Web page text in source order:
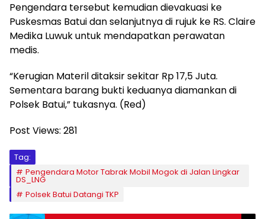
Pengendara tersebut kemudian dievakuasi ke
Puskesmas Batui dan selanjutnya di rujuk ke RS. Claire
Medika Luwuk untuk mendapatkan perawatan
medis.
“Kerugian Materil ditaksir sekitar Rp 17,5 Juta.
Sementara barang bukti keduanya diamankan di
Polsek Batui,” tukasnya. (Red)
Post Views: 281
Tag:
Pengendara Motor Tabrak Mobil Mogok di Jalan Lingkar
DS_LNG
Polsek Batui Datangi TKP